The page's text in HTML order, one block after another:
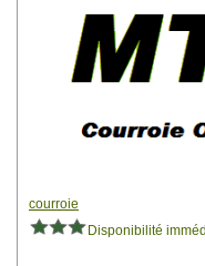
courroie
Disponibilité